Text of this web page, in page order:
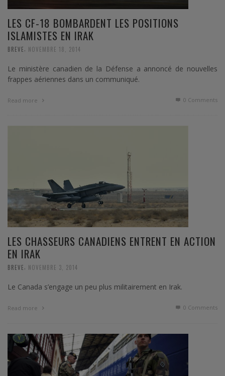
LES CF-18 BOMBARDENT LES POSITIONS
ISLAMISTES EN IRAK
BREVE NOVEMBRE 18, 2014
Le ministère canadien de la Défense a annoncé de nouvelles
frappes aériennes dans un communiqué.
Read more 0 Comments
LES CHASSEURS CANADIENS ENTRENT EN ACTION
EN IRAK
BREVE, NOVEMBRE 3, 2014
Le Canada s’engage un peu plus militairement en Irak.
Read more 0 Comments